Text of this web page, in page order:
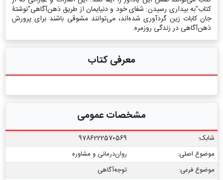
کتاب"به بیداری رسیدن: شفای خود و دنیایمان از طریق ذهن‌آگاهی"نوشتۀ
جان کابات زین گردآوری شده‌اند، می‌توانند مشوقی باشند برای پرورش
ذهن‌آگاهی در زندگی روزمره.
معرفی کتاب
مشخصات عمومی
شابک:
9786222570569
موضوع اصلی:
روان‌درمانی و مشاوره
موضوع فرعی:
توجه‌آگاهی